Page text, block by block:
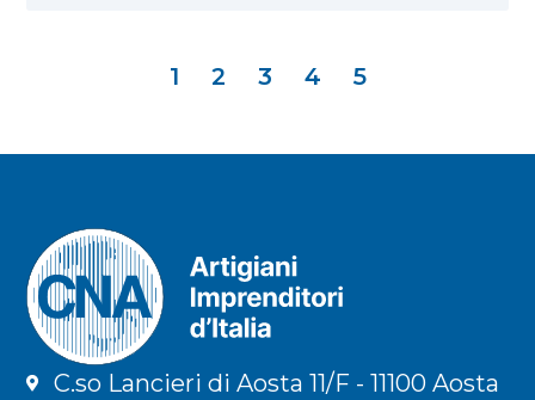
1 2 3 4 5
C.so Lancieri di Aosta 11/F - 11100 Aosta